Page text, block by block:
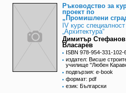
Ръководство за
проект по
„Промишлени
IV курс специалност
„Архитектура“
Димитър Стефанов
Власарев
ISBN 978-954-331-102-
издател: Висше
училище "Любен
подвързия: e-book
формат: pdf
език: Български